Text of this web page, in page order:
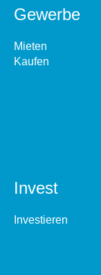
Gewerbe
Mieten
Kaufen
Invest
Investieren